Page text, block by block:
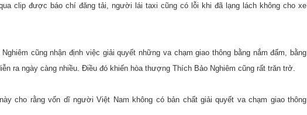
clip được báo chí đăng tải, người lái taxi cũng có lỗi khi đã lạng lách không cho xe
cũng nhận định việc giải quyết những va chạm giao thông bằng nắm đấm, bằng
ra ngày càng nhiều. Điều đó khiến hòa thượng Thích Bảo Nghiêm cũng rất trăn trở.
cho rằng vốn dĩ người Việt Nam không có bản chất giải quyết va chạm giao thông